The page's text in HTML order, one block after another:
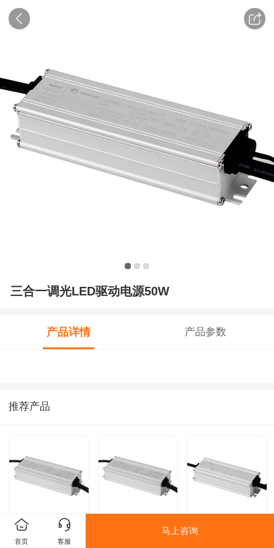
三合一调光LED驱动电源50W
产品详情 产品参数
推荐产品
道路照明LED电源
驱动100W
道路照明LED电源
植物灯LED驱动电
首页 客服
马上咨询